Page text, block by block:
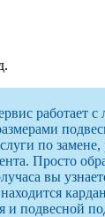
работает
по
Просто
вы
и подвесной